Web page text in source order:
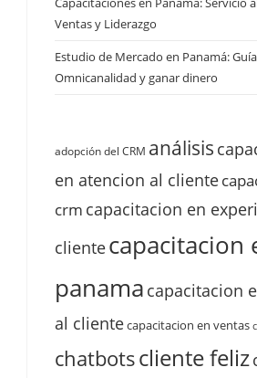
Ventas y Liderazgo
Estudio de Mercado en Panamá:
Omnicanalidad y ganar dinero
adopción del CRM análisis
en atencion al cliente
crm capacitacion en
clientecapacitacion
panama capacitacion
al clientecapacitacion en ventas
chatbotscliente feliz